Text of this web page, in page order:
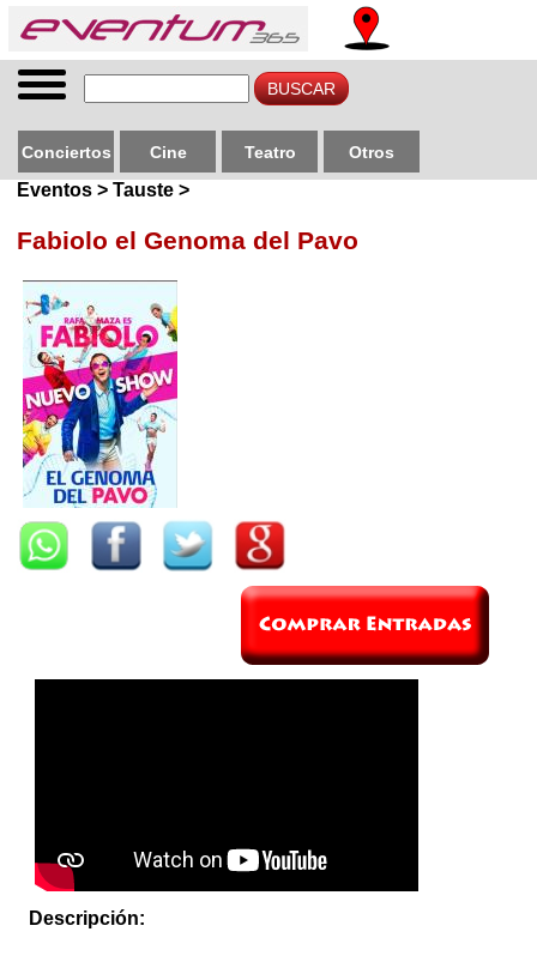
Conciertos Cine Teatro Otros
Eventos > Tauste >
Fabiolo el Genoma del Pavo
Descripción: